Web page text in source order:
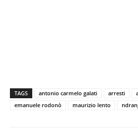
TAGS antonio carmelo galati arresti
emanuele rodonò
maurizio lento